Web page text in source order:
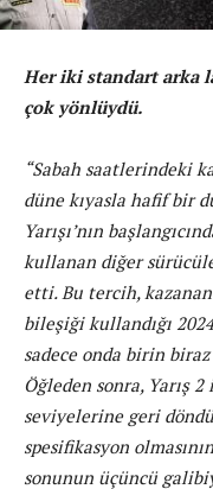
Her iki standart arka
çok yönlüydü.
“Sabah saatlerindeki
düne kıyasla hafif bir
Yarışı’nın
kullanan diğer
etti. Bu tercih,
bileşiği kullandığı
sadece onda birin
Öğleden sonra, Yarış 2
seviyelerine geri
spesifikasyon
sonunun üçüncü